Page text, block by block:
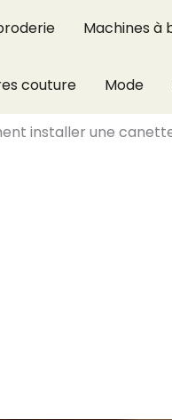
Machines à
couture Mode
installer une